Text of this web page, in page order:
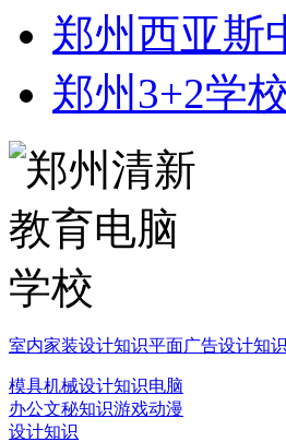
郑州西亚斯
郑州3+2学
室内家装设计知识平面广告设计知识
模具机械设计知识电脑
办公文秘知识游戏动漫
设计知识